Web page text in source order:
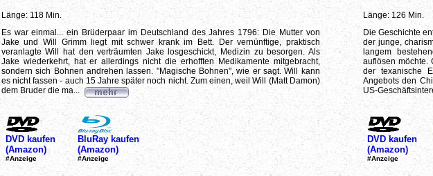
Länge: 118 Min.
Es war einmal... ein Brüderpaar im Deutschland des Jahres 1796: Die Mutter von
Jake und Will Grimm liegt mit schwer krank im Bett. Der vernünftige, praktisch
veranlagte Will hat den verträumten Jake losgeschickt, Medizin zu besorgen. Als
Jake wiederkehrt, hat er allerdings nicht die erhofften Medikamente mitgebracht,
sondern sich Bohnen andrehen lassen. "Magische Bohnen", wie er sagt. Will kann
es nicht fassen - auch 15 Jahre später noch nicht. Zum einen, weil Will (Matt Damon)
dem Bruder die ma...
DVD kaufen
(Amazon)
#Anzeige
BluRay kaufen
(Amazon)
#Anzeige
Länge: 126 Min.
Die Geschichte
der junge,
langem
auflösen möchte.
der texanische
Angebots den
US-
DVD kaufen
(Amazon)
#Anzeige